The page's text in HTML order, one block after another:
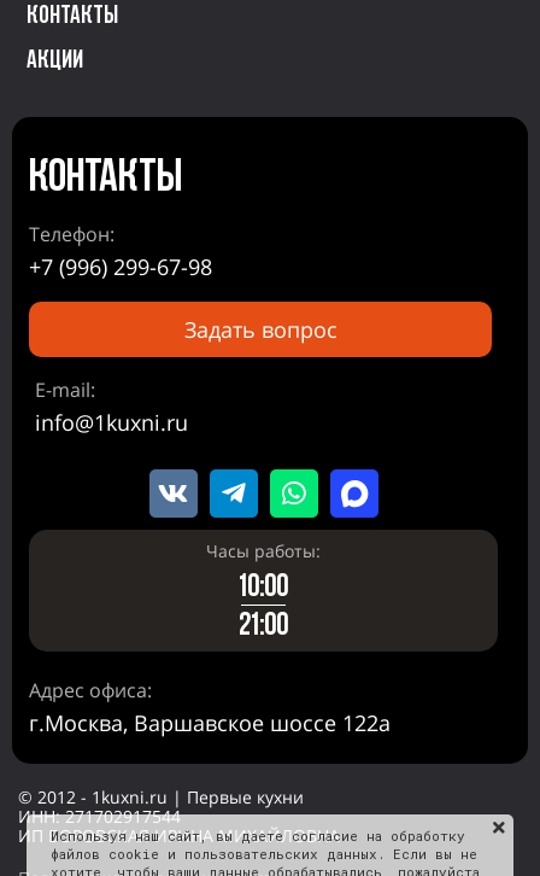
Контакты
Акции
Контакты
Телефон:
+7 (996) 299-67-98
Задать вопрос
E-mail:
info@1kuxni.ru
Часы работы:
10:00
21:00
Адрес офиса:
г.Москва, Варшавское шоссе 122а
© 2012 - 1kuxni.ru | Первые кухни
ИНН: 271702917544
ИП БОРОВСКАЯ ИРИНА МИХАЙЛОВНА
Используя наш сайт, вы даете согласие на обработку
файлов cookie и пользовательских данных. Если вы не
хотите, чтобы ваши данные обрабатывались, пожалуйста